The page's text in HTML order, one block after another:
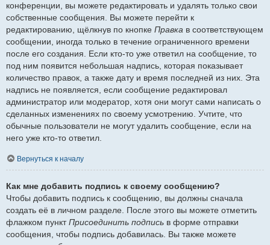
конференции, вы можете редактировать и удалять только свои
собственные сообщения. Вы можете перейти к
редактированию, щёлкнув по кнопке Правка в соответствующем
сообщении, иногда только в течение ограниченного времени
после его создания. Если кто-то уже ответил на сообщение, то
под ним появится небольшая надпись, которая показывает
количество правок, а также дату и время последней из них. Эта
надпись не появляется, если сообщение редактировал
администратор или модератор, хотя они могут сами написать о
сделанных изменениях по своему усмотрению. Учтите, что
обычные пользователи не могут удалить сообщение, если на
него уже кто-то ответил.
Вернуться к началу
Как мне добавить подпись к своему сообщению?
Чтобы добавить подпись к сообщению, вы должны сначала
создать её в личном разделе. После этого вы можете отметить
флажком пунктПрисоединить подпись в форме отправки
сообщения, чтобы подпись добавилась. Вы также можете